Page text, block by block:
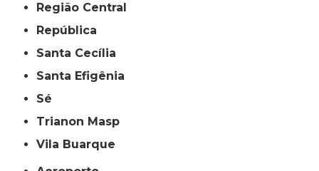
Região Central
República
Santa Cecília
Santa Efigênia
Sé
Trianon Masp
Vila Buarque